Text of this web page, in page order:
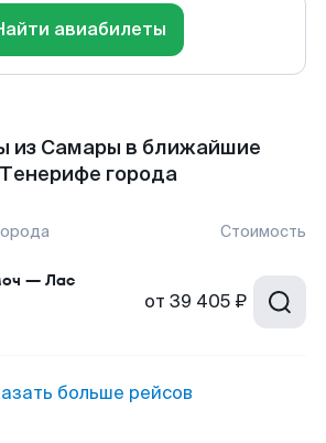
авиабилеты
из Самары в ближайшие
города
Стоимость
— Лас
от 39 405 ₽
больше рейсов